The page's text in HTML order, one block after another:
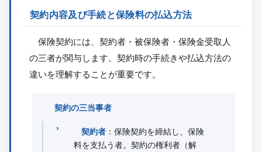
契約内容及び手続と保険料の払込方法
保険契約には、契約者・被保険者・保険金受取人
の三者が関与します。契約時の手続きや払込方法の
違いを理解することが重要です。
契約の三当事者
契約者 ：保険契約を締結し、保険
料を支払う者。契約の権利者（解